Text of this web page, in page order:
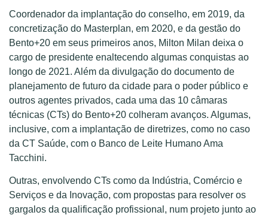
Coordenador da implantação do conselho, em 2019, da
concretização do Masterplan, em 2020, e da gestão do
Bento+20 em seus primeiros anos, Milton Milan deixa o
cargo de presidente enaltecendo algumas conquistas ao
longo de 2021. Além da divulgação do documento de
planejamento de futuro da cidade para o poder público e
outros agentes privados, cada uma das 10 câmaras
técnicas (CTs) do Bento+20 colheram avanços. Algumas,
inclusive, com a implantação de diretrizes, como no caso
da CT Saúde, com o Banco de Leite Humano Ama
Tacchini.
Outras, envolvendo CTs como da Indústria, Comércio e
Serviços e da Inovação, com propostas para resolver os
gargalos da qualificação profissional, num projeto junto ao